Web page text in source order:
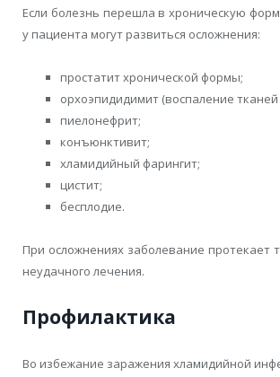
Если болезнь перешла в хроническую
у пациента могут развиться осложнения:
простатит хронической формы;
орхоэпидидимит (воспаление
пиелонефрит;
конъюнктивит;
хламидийный фарингит;
цистит;
бесплодие.
При осложнениях заболевание протекает
неудачного лечения.
Профилактика
Во избежание заражения хламидийной